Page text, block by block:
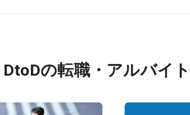
DtoDの転職・アルバイ